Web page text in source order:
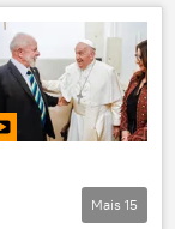
Mais 15